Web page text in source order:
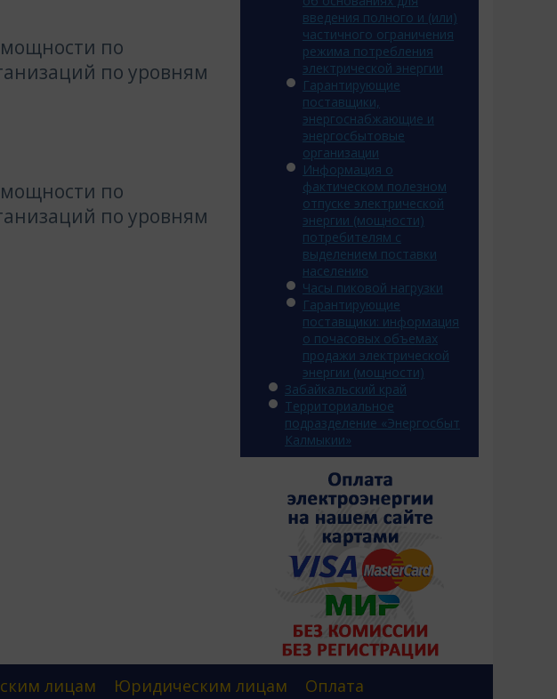
мощности по
по уровням
мощности по
по уровням
введения полного и (или)
частичного ограничения
режима потребления
электрической энергии
Гарантирующие
поставщики,
энергоснабжающие и
энергосбытовые
организации
Информация о
фактическом полезном
отпуске электрической
энергии (мощности)
потребителям с
выделением поставки
населению
Часы пиковой нагрузки
Гарантирующие
поставщики: информация
о почасовых объемах
продажи электрической
энергии (мощности)
Забайкальский край
Территориальное
подразделение «Энергосбыт
Калмыкии»
лицам Юридическим лицам Оплата